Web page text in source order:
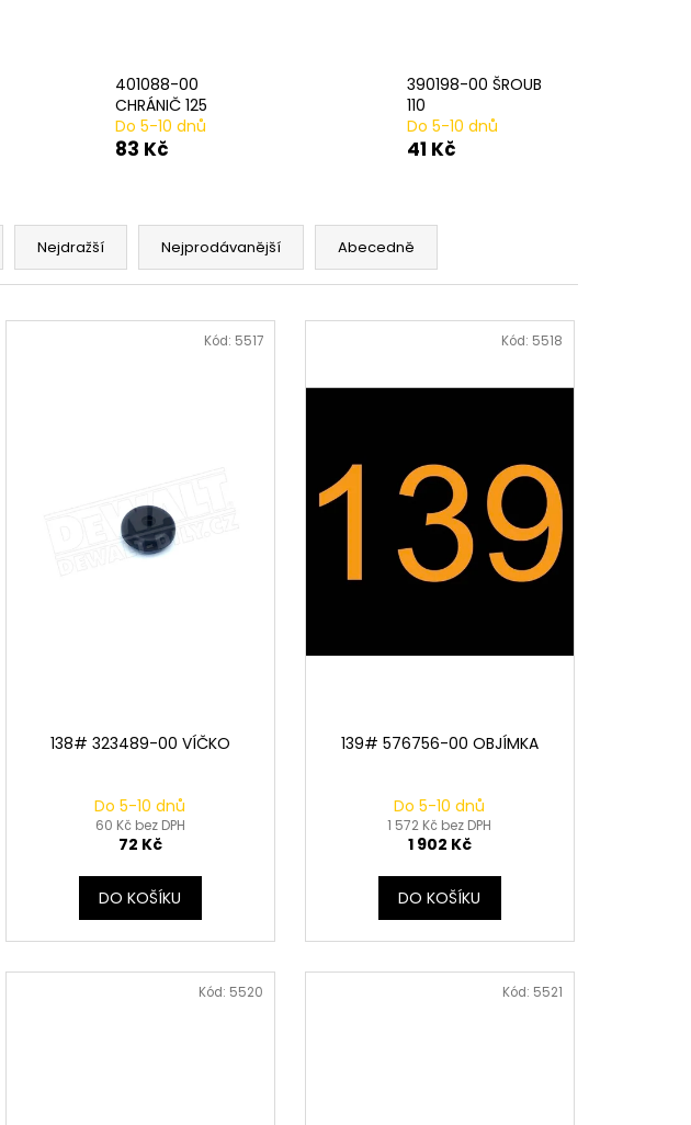
401088-00
CHRÁNIČ 125
Do 5-10 dnů
83 Kč
390198-00 ŠROUB
110
Do 5-10 dnů
41 Kč
Nejdražší Nejprodávanější Abecedně
138# 323489-00 VÍČKO
Do 5-10 dnů
60 Kč bez DPH
72 Kč
DO KOŠÍKU
Kód: 5517
139# 576756-00 OBJÍMKA
Do 5-10 dnů
1 572 Kč bez DPH
1 902 Kč
DO KOŠÍKU
Kód: 5518
Kód: 5520 Kód: 5521